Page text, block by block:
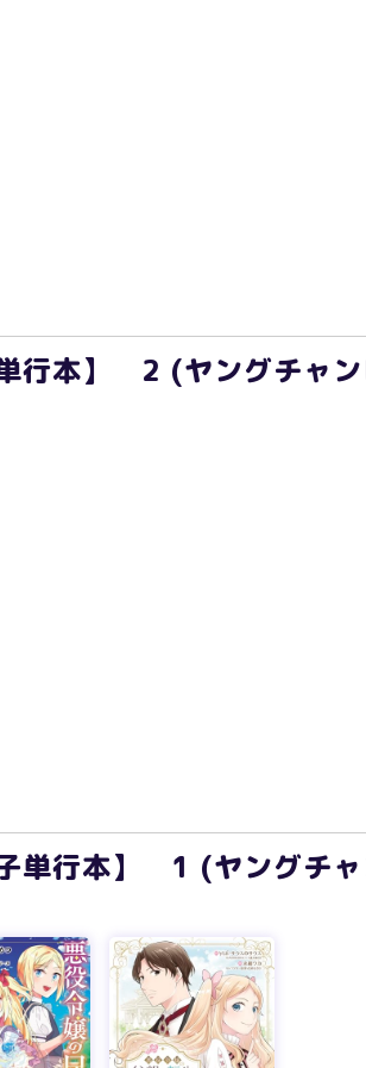
行本】 2 (ヤングチャ
単行本】 1 (ヤングチャ